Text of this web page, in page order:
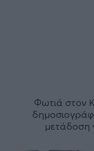
Φωτιά στον
μετάδοση